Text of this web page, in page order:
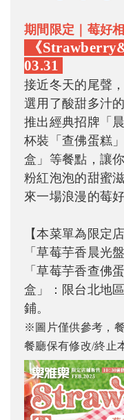
期間限定｜莓好
《
03.31
接近冬天的尾聲
選用了酸甜多汁
推出經典招牌「
杯裝「查佛蛋糕
盒」等餐點，讓
粉紅泡泡的甜蜜
來一場浪漫的莓
【本菜單為限定
「草莓芋香晨光
「草莓芋香查佛
盒」：限台北地
鋪。
※圖片僅供參考，
餐廳保有修改/終止